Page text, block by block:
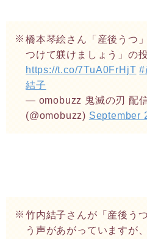
橋本琴絵さん「産後うつ
つけて躾けましょう」の
https://t.co/7TuA0FrHjT #
結子
— omobuzz 鬼滅の刃 配
(@omobuzz) September
竹内結子さんが「産後う
う声があがっていますが